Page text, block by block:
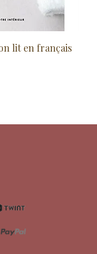
lit en français